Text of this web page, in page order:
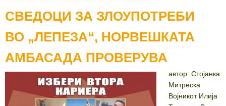
СВЕДОЦИ ЗА ЗЛОУПОТРЕБИ
ВО „ЛЕПЕЗА“, НОРВЕШКАТА
АМБАСАДА ПРОВЕРУВА
автор: Стојанка
Митреска
Војникот Илија